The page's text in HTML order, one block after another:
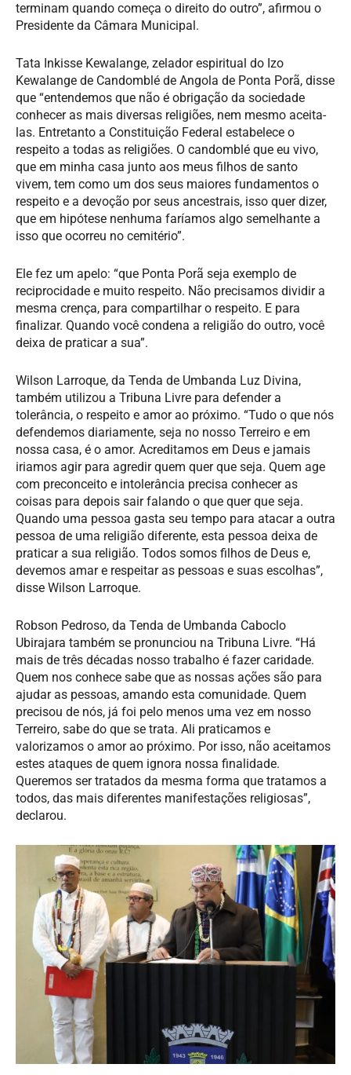
terminam quando começa o direito do outro”, afirmou o
Presidente da Câmara Municipal.
Tata Inkisse Kewalange, zelador espiritual do Izo
Kewalange de Candomblé de Angola de Ponta Porã, disse
que “entendemos que não é obrigação da sociedade
conhecer as mais diversas religiões, nem mesmo aceita-
las. Entretanto a Constituição Federal estabelece o
respeito a todas as religiões. O candomblé que eu vivo,
que em minha casa junto aos meus filhos de santo
vivem, tem como um dos seus maiores fundamentos o
respeito e a devoção por seus ancestrais, isso quer dizer,
que em hipótese nenhuma faríamos algo semelhante a
isso que ocorreu no cemitério”.
Ele fez um apelo: “que Ponta Porã seja exemplo de
reciprocidade e muito respeito. Não precisamos dividir a
mesma crença, para compartilhar o respeito. E para
finalizar. Quando você condena a religião do outro, você
deixa de praticar a sua”.
Wilson Larroque, da Tenda de Umbanda Luz Divina,
também utilizou a Tribuna Livre para defender a
tolerância, o respeito e amor ao próximo. “Tudo o que nós
defendemos diariamente, seja no nosso Terreiro e em
nossa casa, é o amor. Acreditamos em Deus e jamais
iriamos agir para agredir quem quer que seja. Quem age
com preconceito e intolerância precisa conhecer as
coisas para depois sair falando o que quer que seja.
Quando uma pessoa gasta seu tempo para atacar a outra
pessoa de uma religião diferente, esta pessoa deixa de
praticar a sua religião. Todos somos filhos de Deus e,
devemos amar e respeitar as pessoas e suas escolhas”,
disse Wilson Larroque.
Robson Pedroso, da Tenda de Umbanda Caboclo
Ubirajara também se pronunciou na Tribuna Livre. “Há
mais de três décadas nosso trabalho é fazer caridade.
Quem nos conhece sabe que as nossas ações são para
ajudar as pessoas, amando esta comunidade. Quem
precisou de nós, já foi pelo menos uma vez em nosso
Terreiro, sabe do que se trata. Ali praticamos e
valorizamos o amor ao próximo. Por isso, não aceitamos
estes ataques de quem ignora nossa finalidade.
Queremos ser tratados da mesma forma que tratamos a
todos, das mais diferentes manifestações religiosas”,
declarou.